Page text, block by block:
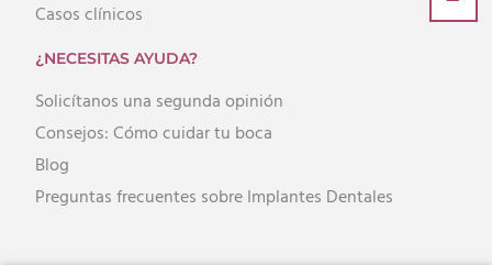
Casos clínicos
¿NECESITAS AYUDA?
Solicítanos una segunda opinión
Consejos: Cómo cuidar tu boca
Blog
Preguntas frecuentes sobre Implantes Dentales